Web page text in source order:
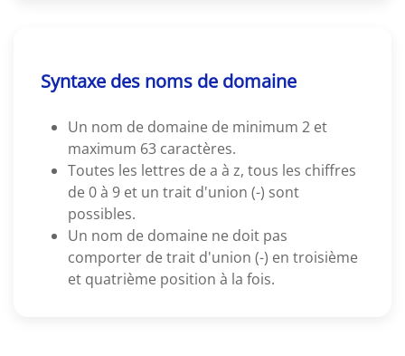
Syntaxe des noms de domaine
Un nom de domaine de minimum 2 et
maximum 63 caractères.
Toutes les lettres de a à z, tous les chiffres
de 0 à 9 et un trait d'union (-) sont
possibles.
Un nom de domaine ne doit pas
comporter de trait d'union (-) en troisième
et quatrième position à la fois.